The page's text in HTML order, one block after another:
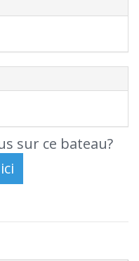
sur ce bateau?